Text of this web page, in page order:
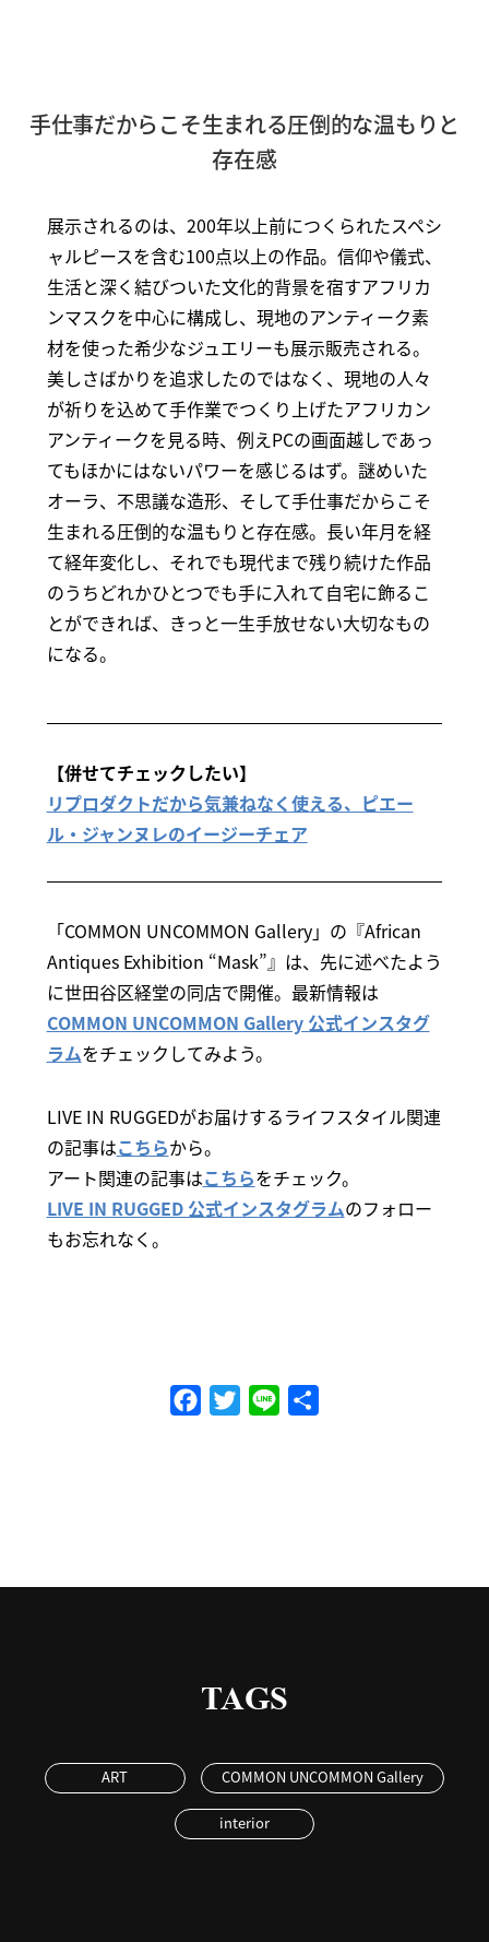
手仕事だからこそ生まれる圧倒的な温もりと
存在感
展示されるのは、200年以上前につくられたスペシ
ャルピースを含む100点以上の作品。信仰や儀式、
生活と深く結びついた文化的背景を宿すアフリカ
ンマスクを中心に構成し、現地のアンティーク素
材を使った希少なジュエリーも展示販売される。
美しさばかりを追求したのではなく、現地の人々
が祈りを込めて手作業でつくり上げたアフリカン
アンティークを見る時、例えPCの画面越しであっ
てもほかにはないパワーを感じるはず。謎めいた
オーラ、不思議な造形、そして手仕事だからこそ
生まれる圧倒的な温もりと存在感。長い年月を経
て経年変化し、それでも現代まで残り続けた作品
のうちどれかひとつでも手に入れて自宅に飾るこ
とができれば、きっと一生手放せない大切なもの
になる。
【併せてチェックしたい】
リプロダクトだから気兼ねなく使える、ピエー
ル・ジャンヌレのイージーチェア
「COMMON UNCOMMON Gallery」の『African
Antiques Exhibition “Mask”』は、先に述べたよう
に世田谷区経堂の同店で開催。最新情報は
COMMON UNCOMMON Gallery 公式インスタグ
ラムをチェックしてみよう。
LIVE IN RUGGEDがお届けするライフスタイル関連
の記事はこちらから。
アート関連の記事はこちらをチェック。
LIVE IN RUGGED 公式インスタグラムのフォロー
もお忘れなく。
FacebookTwitterLine
TAGS
ART COMMON UNCOMMON Gallery
interior